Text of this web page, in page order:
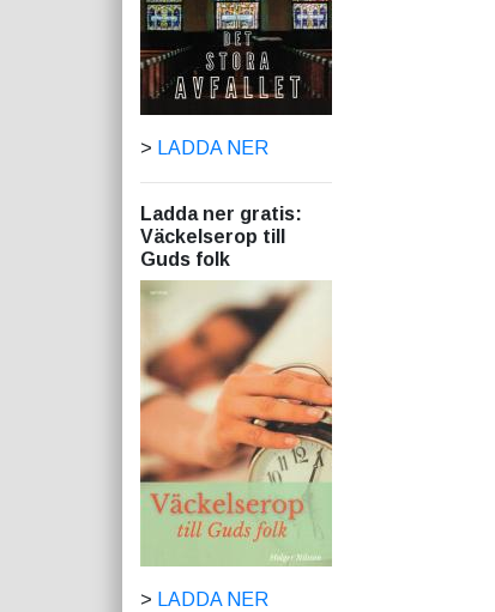
> LADDA NER
Ladda ner gratis:
Väckelserop till
Guds folk
> LADDA NER